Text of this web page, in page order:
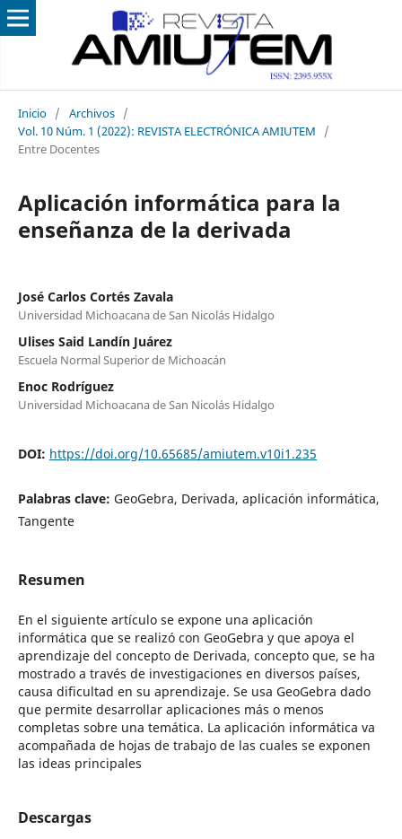
Inicio / Archivos /
Vol. 10 Núm. 1 (2022): REVISTA ELECTRÓNICA AMIUTEM
/
Entre Docentes
Aplicación informática para la
enseñanza de la derivada
José Carlos Cortés Zavala
Universidad Michoacana de San Nicolás Hidalgo
Ulises Said Landín Juárez
Escuela Normal Superior de Michoacán
Enoc Rodríguez
Universidad Michoacana de San Nicolás Hidalgo
DOI: https://doi.org/10.65685/amiutem.v10i1.235
Palabras clave: GeoGebra, Derivada, aplicación informática,
Tangente
Resumen
En el siguiente artículo se expone una aplicación
informática que se realizó con GeoGebra y que apoya el
aprendizaje del concepto de Derivada, concepto que, se ha
mostrado a través de investigaciones en diversos países,
causa dificultad en su aprendizaje. Se usa GeoGebra dado
que permite desarrollar aplicaciones más o menos
completas sobre una temática. La aplicación informática va
acompañada de hojas de trabajo de las cuales se exponen
las ideas principales
Descargas